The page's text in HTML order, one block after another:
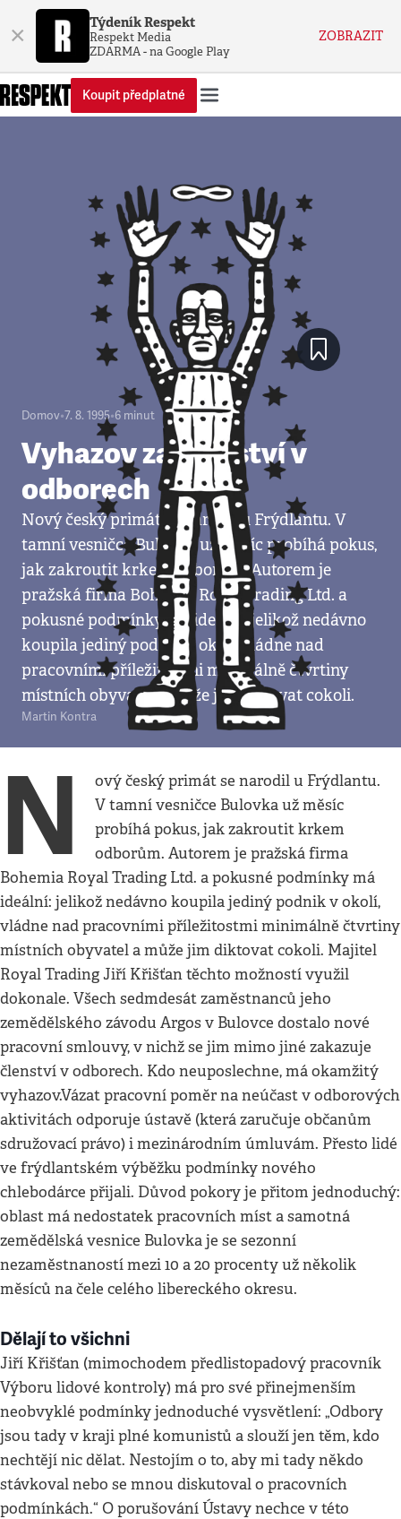
× Týdeník Respekt
Respekt Media
ZDARMA - na Google Play
ZOBRAZIT
Koupit předplatné
Domov•7. 8. 1995•6 minut
Vyhazov za členství v
odborech
Nový český primát se narodil u Frýdlantu. V
tamní vesničce Bulovka už měsíc probíhá pokus,
jak zakroutit krkem odborům. Autorem je
pražská firma Bohemia Royal Trading Ltd. a
pokusné podmínky má ideální: jelikož nedávno
koupila jediný podnik v okolí, vládne nad
pracovními příležitostmi minimálně čtvrtiny
místních obyvatel a může jim diktovat cokoli.
Martin Kontra
N
ový český primát se narodil u Frýdlantu.
V tamní vesničce Bulovka už měsíc
probíhá pokus, jak zakroutit krkem
odborům. Autorem je pražská firma
Bohemia Royal Trading Ltd. a pokusné podmínky má
ideální: jelikož nedávno koupila jediný podnik v okolí,
vládne nad pracovními příležitostmi minimálně čtvrtiny
místních obyvatel a může jim diktovat cokoli. Majitel
Royal Trading Jiří Křišťan těchto možností využil
dokonale. Všech sedmdesát zaměstnanců jeho
zemědělského závodu Argos v Bulovce dostalo nové
pracovní smlouvy, v nichž se jim mimo jiné zakazuje
členství v odborech. Kdo neuposlechne, má okamžitý
vyhazov.Vázat pracovní poměr na neúčast v odborových
aktivitách odporuje ústavě (která zaručuje občanům
sdružovací právo) i mezinárodním úmluvám. Přesto lidé
ve frýdlantském výběžku podmínky nového
chlebodárce přijali. Důvod pokory je přitom jednoduchý:
oblast má nedostatek pracovních míst a samotná
zemědělská vesnice Bulovka je se sezonní
nezaměstnaností mezi 10 a 20 procenty už několik
měsíců na čele celého libereckého okresu.
Dělají to všichni
Jiří Křišťan (mimochodem předlistopadový pracovník
Výboru lidové kontroly) má pro své přinejmenším
neobvyklé podmínky jednoduché vysvětlení: „Odbory
jsou tady v kraji plné komunistů a slouží jen těm, kdo
nechtějí nic dělat. Nestojím o to, aby mi tady někdo
stávkoval nebo se mnou diskutoval o pracovních
podmínkách.“ O porušování Ústavy nechce v této